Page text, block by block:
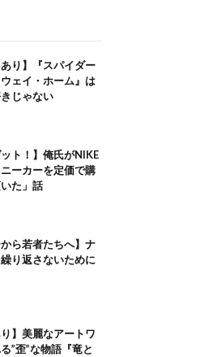
あり】『スパイダー
ェイ・ホーム』は
じゃない
ット！】俺氏がNIKE
ーカーを定価で購
た」話
から若者たちへ】ナ
り返さないために
り】美麗なアートワ
”歪”な物語『竜と